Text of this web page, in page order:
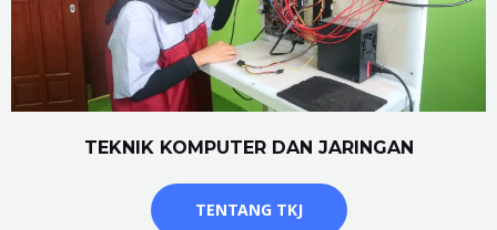
TEKNIK KOMPUTER DAN JARINGAN
TENTANG TKJ